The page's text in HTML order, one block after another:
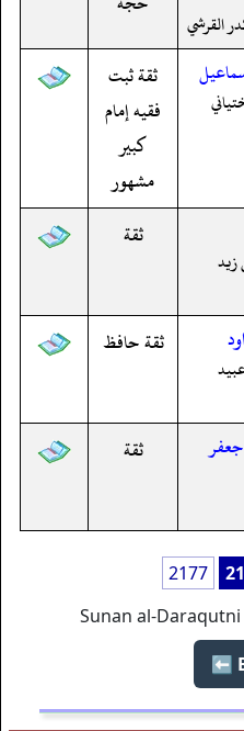
القرشي
ثقة ثبت
فقيه إمام
كبير
مشهور
زيد
ثقة
ثقة حافظ
ثقة
2177
Sunan al-